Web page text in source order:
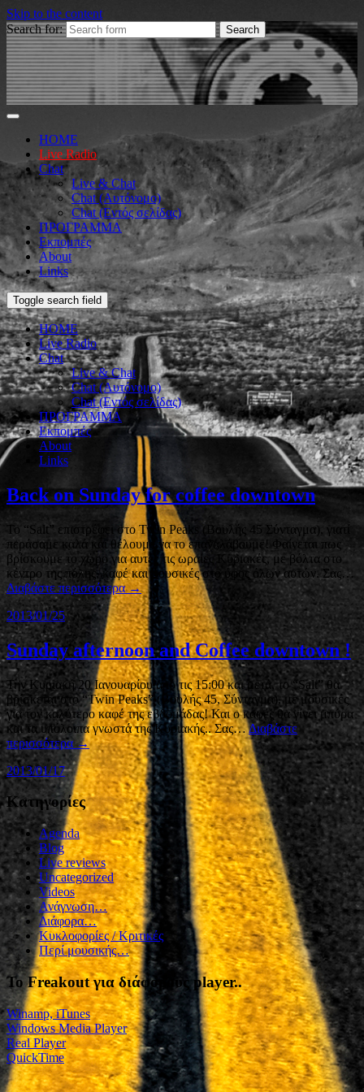
Skip to the content
Search for:
HOME
Live Radio
Chat
Live & Chat
Chat (Αυτόνομο)
Chat (Εντός σελίδας)
ΠΡΟΓΡΑΜΜΑ
Εκπομπές
About
Links
Toggle search field
HOME
Live Radio
Chat
Live & Chat
Chat (Αυτόνομο)
Chat (Εντός σελίδας)
ΠΡΟΓΡΑΜΜΑ
Εκπομπές
About
Links
Back on Sunday for coffee downtown
To “Salt” επιστρέφει στο Twin Peaks (Βουλής 45 Σύνταγμα), γιατί
περάσαμε καλά και θέλουμε να το επαναλάβουμε! Φαίνεται πως
βρίσκουμε το χώρο για αυτές τις ωραίες Κυριακές, με βόλτα στο
κέντρο της πόλης, καφέ και μουσικές στο ύφος όλων αυτών. Σας…
Διαβάστε περισσότερα →
2013/01/25
Sunday afternoon and Coffee downtown !
Την Κυριακή 20 Ιανουαρίου από τις 15:00 και μετά, το “Salt” θα
βρίσκεται στο “Twin Peaks” (Βουλής 45, Σύνταγμα), με μουσικές
για τον καλύτερο καφέ της εβδομάδας! Και ο καφές θα γίνει μπύρα
και τα υπόλοιπα γνωστά της Κυριακής.. Σας…Διαβάστε
περισσότερα →
2013/01/17
Kατηγορίες
Agenda
Blog
Live reviews
Uncategorized
Videos
Ανάγνωση…
Διάφορα…
Κυκλοφορίες / Kριτικές
Περί μουσικής…
To Freakout για διάφορους player..
Winamp, iTunes
Windows Media Player
Real Player
QuickTime